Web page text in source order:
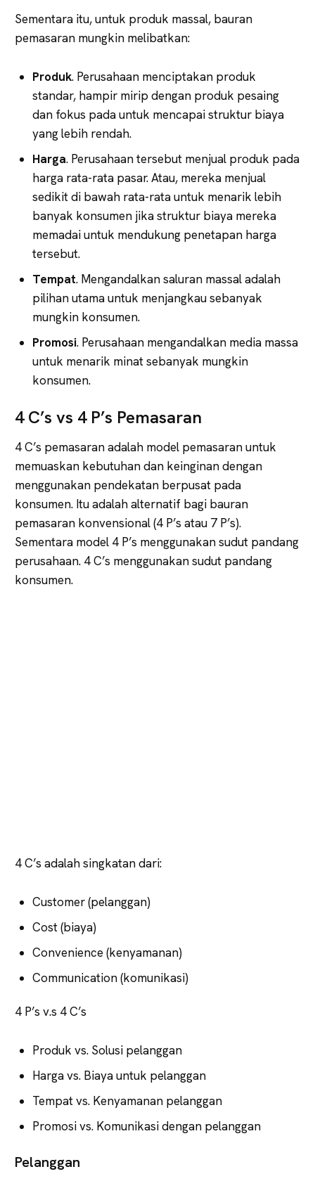
Sementara itu, untuk produk massal, bauran
pemasaran mungkin melibatkan:
Produk. Perusahaan menciptakan produk
standar, hampir mirip dengan produk pesaing
dan fokus pada untuk mencapai struktur biaya
yang lebih rendah.
Harga. Perusahaan tersebut menjual produk pada
harga rata-rata pasar. Atau, mereka menjual
sedikit di bawah rata-rata untuk menarik lebih
banyak konsumen jika struktur biaya mereka
memadai untuk mendukung penetapan harga
tersebut.
Tempat. Mengandalkan saluran massal adalah
pilihan utama untuk menjangkau sebanyak
mungkin konsumen.
Promosi. Perusahaan mengandalkan media massa
untuk menarik minat sebanyak mungkin
konsumen.
4 C’s vs 4 P’s Pemasaran
4 C’s pemasaran adalah model pemasaran untuk
memuaskan kebutuhan dan keinginan dengan
menggunakan pendekatan berpusat pada
konsumen. Itu adalah alternatif bagi bauran
pemasaran konvensional (4 P’s atau 7 P’s).
Sementara model 4 P’s menggunakan sudut pandang
perusahaan. 4 C’s menggunakan sudut pandang
konsumen.
4 C’s adalah singkatan dari:
Customer (pelanggan)
Cost (biaya)
Convenience (kenyamanan)
Communication (komunikasi)
4 P’s v.s 4 C’s
Produk vs. Solusi pelanggan
Harga vs. Biaya untuk pelanggan
Tempat vs. Kenyamanan pelanggan
Promosi vs. Komunikasi dengan pelanggan
Pelanggan